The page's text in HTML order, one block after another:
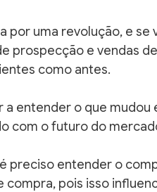
por uma revolução, e se
prospecção e vendas
como antes.
a entender o que
com o futuro do
preciso entender o
compra, pois isso